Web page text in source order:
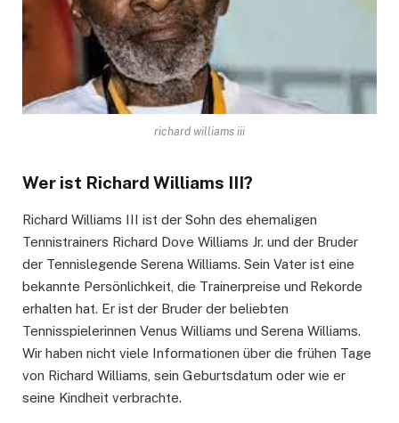
richard williams iii
Wer ist Richard Williams III?
Richard Williams III ist der Sohn des ehemaligen
Tennistrainers Richard Dove Williams Jr. und der Bruder
der Tennislegende Serena Williams. Sein Vater ist eine
bekannte Persönlichkeit, die Trainerpreise und Rekorde
erhalten hat. Er ist der Bruder der beliebten
Tennisspielerinnen Venus Williams und Serena Williams.
Wir haben nicht viele Informationen über die frühen Tage
von Richard Williams, sein Geburtsdatum oder wie er
seine Kindheit verbrachte.